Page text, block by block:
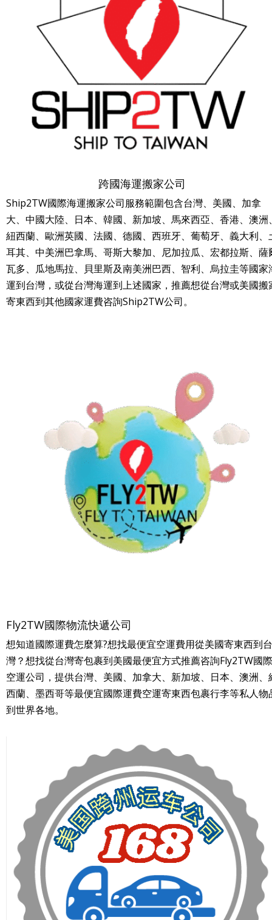
跨國海運搬家公司
Ship2TW國際海運搬家公司服務範圍包含台灣、美國、加拿
大、中國大陸、日本、韓國、新加坡、馬來西亞、香港、澳洲
紐西蘭、歐洲英國、法國、德國、西班牙、葡萄牙、義大利、
耳其、中美洲巴拿馬、哥斯大黎加、尼加拉瓜、宏都拉斯、薩
瓦多、瓜地馬拉、貝里斯及南美洲巴西、智利、烏拉圭等國家
運到台灣，或從台灣海運到上述國家，推薦想從台灣或美國搬
寄東西到其他國家運費咨詢Ship2TW公司。
Fly2TW國際物流快遞公司
想知道國際運費怎麼算?想找最便宜空運費用從美國寄東西到台
灣？想找從台灣寄包裹到美國最便宜方式推薦咨詢Fly2TW國際
空運公司，提供台灣、美國、加拿大、新加坡、日本、澳洲、
西蘭、墨西哥等最便宜國際運費空運寄東西包裹行李等私人物
到世界各地。